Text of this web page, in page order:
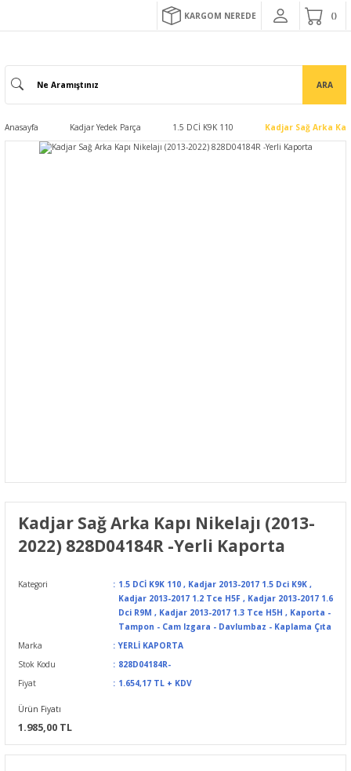
KARGOM NEREDE
ARA
Anasayfa Kadjar Yedek Parça 1.5 DCİ K9K 110 Kadjar Sağ Arka
Kadjar Sağ Arka Kapı Nikelajı (2013-
2022) 828D04184R -Yerli Kaporta
Kategori 1.5 DCİ K9K 110 , Kadjar 2013-2017 1.5 Dci K9K ,
Kadjar 2013-2017 1.2 Tce H5F , Kadjar 2013-2017 1.6
Dci R9M , Kadjar 2013-2017 1.3 Tce H5H , Kaporta -
Tampon - Cam Izgara - Davlumbaz - Kaplama Çıta
Marka
YERLİ KAPORTA
Stok Kodu
828D04184R-
Fiyat
1.654,17 TL + KDV
Ürün Fiyatı
1.985,00 TL